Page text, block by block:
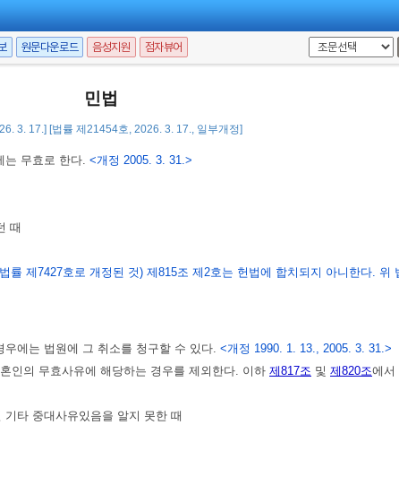
원문다운로드 음성지원 점자뷰어
민법
3. 17.] [법률 제21454호, 2026. 3. 17., 일부개정]
은 그 외국에 주재하는 대사, 공사 또는 영사에게 신고할 수 있다.
신고서류를 본국의 재외국민 가족관계등록사무소에 송부하여야 한다.
<
무효로 한다. <개정 2005. 3. 31.>
때
률 제7427호로 개정된 것) 제815조 제2호는 헌법에 합치되지 아니한다. 위
에는 법원에 그 취소를 청구할 수 있다. <개정 1990. 1. 13., 2005. 3. 31.>
인의 무효사유에 해당하는 경우를 제외한다. 이하 제817조 및 제820조에서
타 중대사유있음을 알지 못한 때